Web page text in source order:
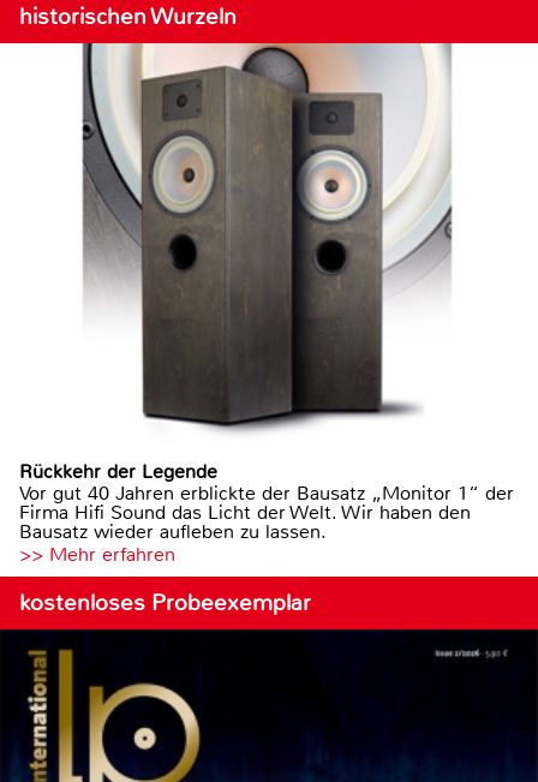
historischen Wurzeln
Rückkehr der Legende
Vor gut 40 Jahren erblickte der Bausatz „Monitor 1“ der
Firma Hifi Sound das Licht der Welt. Wir haben den
Bausatz wieder aufleben zu lassen.
>> Mehr erfahren
kostenloses Probeexemplar